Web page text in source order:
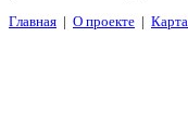
Главная | О проекте |